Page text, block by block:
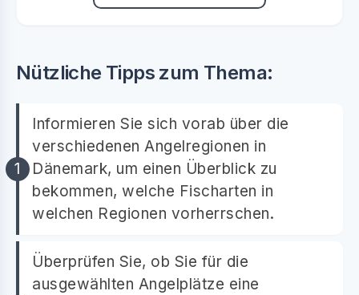
Nützliche Tipps zum Thema:
Informieren Sie sich vorab über die
verschiedenen Angelregionen in
Dänemark, um einen Überblick zu
bekommen, welche Fischarten in
welchen Regionen vorherrschen.
Überprüfen Sie, ob Sie für die
ausgewählten Angelplätze eine